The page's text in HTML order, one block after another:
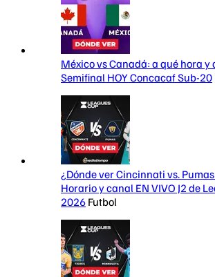
México vs Canadá: a qué hora y
Semifinal HOY Concacaf Sub-20
¿Dónde ver Cincinnati vs. Pumas
Horario y canal EN VIVO J2 de
2026 Futbol